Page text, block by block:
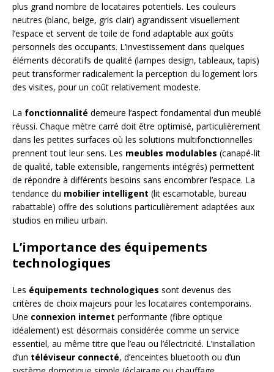
plus grand nombre de locataires potentiels. Les couleurs
neutres (blanc, beige, gris clair) agrandissent visuellement
l’espace et servent de toile de fond adaptable aux goûts
personnels des occupants. L’investissement dans quelques
éléments décoratifs de qualité (lampes design, tableaux, tapis)
peut transformer radicalement la perception du logement lors
des visites, pour un coût relativement modeste.
La fonctionnalité demeure l’aspect fondamental d’un meublé
réussi. Chaque mètre carré doit être optimisé, particulièrement
dans les petites surfaces où les solutions multifonctionnelles
prennent tout leur sens. Les meubles modulables (canapé-lit
de qualité, table extensible, rangements intégrés) permettent
de répondre à différents besoins sans encombrer l’espace. La
tendance du mobilier intelligent (lit escamotable, bureau
rabattable) offre des solutions particulièrement adaptées aux
studios en milieu urbain.
L’importance des équipements
technologiques
Les équipements technologiques sont devenus des
critères de choix majeurs pour les locataires contemporains.
Une connexion internet performante (fibre optique
idéalement) est désormais considérée comme un service
essentiel, au même titre que l’eau ou l’électricité. L’installation
d’un téléviseur connecté, d’enceintes bluetooth ou d’un